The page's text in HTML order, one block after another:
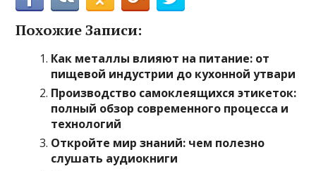
Похожие Записи:
Как металлы влияют на питание: от
пищевой индустрии до кухонной утвари
Производство самоклеящихся этикеток:
полный обзор современного процесса и
технологий
Откройте мир знаний: чем полезно
слушать аудиокниги